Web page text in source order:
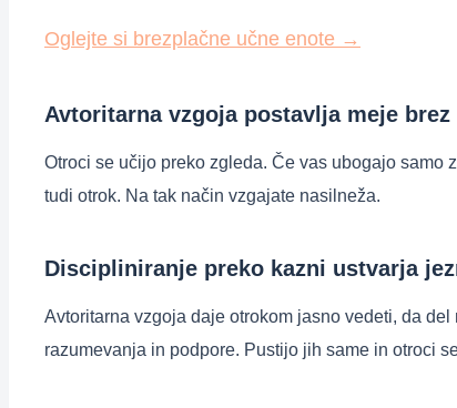
Oglejte si brezplačne učne enote →
Avtoritarna vzgoja postavlja meje
Otroci se učijo preko zgleda. Če vas ubogajo samo
tudi otrok. Na tak način vzgajate nasilneža.
Discipliniranje preko kazni ustvarja
Avtoritarna vzgoja daje otrokom jasno vedeti, da
razumevanja in podpore. Pustijo jih same in otroci